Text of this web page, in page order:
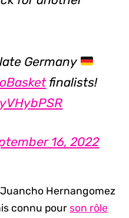
Germany
finalists!
16, 2022
Hernangomez
connu pourson rôle